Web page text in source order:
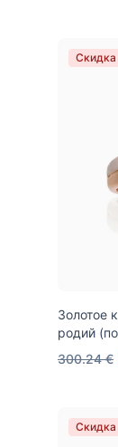
Скидка
Золотое
родий
300.24 €
Скидка